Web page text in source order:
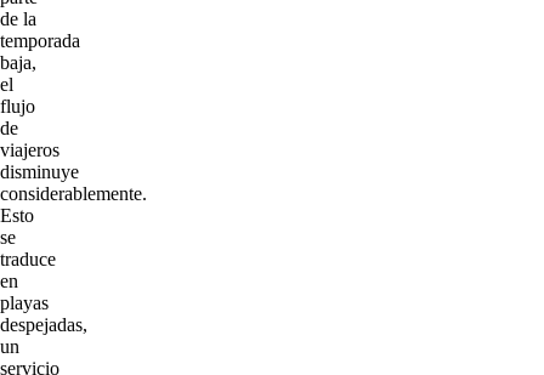
de la
temporada
baja,
el
flujo
de
viajeros
disminuye
considerablemente.
Esto
se
traduce
en
playas
despejadas,
un
servicio